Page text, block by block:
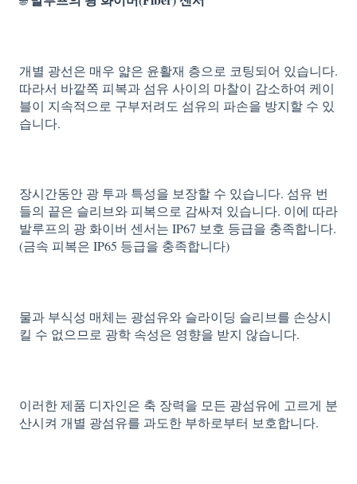
개별 광선은 매우 얇은 윤활재 층으로 코팅되어 있습니다.
따라서 바깥쪽 피복과 섬유 사이의 마찰이 감소하여 케이
블이 지속적으로 구부저려도 섬유의 파손을 방지할 수 있
습니다.
장시간동안 광 투과 특성을 보장할 수 있습니다. 섬유 번
들의 끝은 슬리브와 피복으로 감싸져 있습니다. 이에 따라
발루프의 광 화이버 센서는 IP67 보호 등급을 충족합니다.
(금속 피복은 IP65 등급을 충족합니다)
물과 부식성 매체는 광섬유와 슬라이딩 슬리브를 손상시
킬 수 없으므로 광학 속성은 영향을 받지 않습니다.
이러한 제품 디자인은 축 장력을 모든 광섬유에 고르게 분
산시켜 개별 광섬유를 과도한 부하로부터 보호합니다.